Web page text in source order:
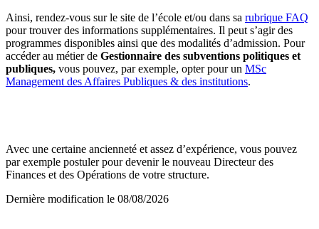
Ainsi, rendez-vous sur le site de l’école et/ou dans sa rubrique FAQ
pour trouver des informations supplémentaires. Il peut s’agir des
programmes disponibles ainsi que des modalités d’admission. Pour
accéder au métier de Gestionnaire des subventions politiques et
publiques, vous pouvez, par exemple, opter pour un MSc
Management des Affaires Publiques & des institutions.
Avec une certaine ancienneté et assez d’expérience, vous pouvez
par exemple postuler pour devenir le nouveau Directeur des
Finances et des Opérations de votre structure.
Dernière modification le 08/08/2026